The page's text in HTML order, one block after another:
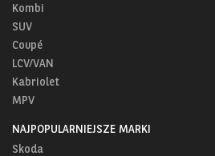
Kombi
SUV
Coupé
LCV/VAN
Kabriolet
MPV
NAJPOPULARNIEJSZE MARKI
Skoda